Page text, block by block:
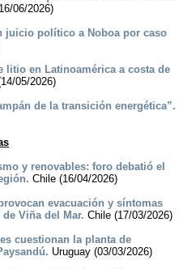
06/2026)
juicio político a Noboa por caso
litio en Latinoamérica a costa de
05/2026)
de la transición energética”.
y renovables: foro debatió el
Chile (16/04/2026)
evacuación y síntomas
Viña del Mar. Chile (17/03/2026)
cuestionan la planta de
Uruguay (03/03/2026)